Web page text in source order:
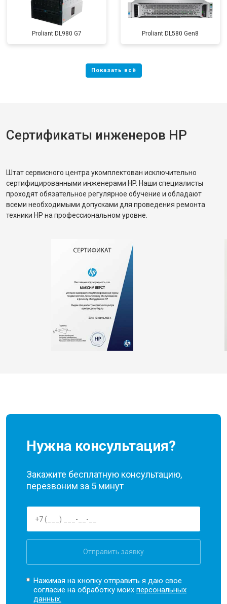
Proliant DL980 G7 Proliant DL580 Gen8
Сертификаты инженеров HP
Штат сервисного центра укомплектован исключительно
сертифицированными инженерами HP. Наши специалисты
проходят обязательное регулярное обучение и обладают
всеми необходимыми допусками для проведения ремонта
техники HP на профессиональном уровне.
Нужна консультация?
Закажите бесплатную консультацию,
перезвоним за 5 минут
Отправить заявку
Нажимая на кнопку отправить я даю свое
согласие на обработку моихперсональных
данных.